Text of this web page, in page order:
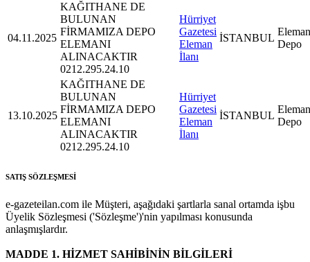
04.11.2025
KAĞITHANE DE
BULUNAN
FİRMAMIZA DEPO
ELEMANI
ALINACAKTIR
0212.295.24.10
Hürriyet
Gazetesi
Eleman
İlanı
İSTANBUL
Depo
13.10.2025
KAĞITHANE DE
BULUNAN
FİRMAMIZA DEPO
ELEMANI
ALINACAKTIR
0212.295.24.10
Hürriyet
Gazetesi
Eleman
İlanı
İSTANBUL
Depo
SATIŞ SÖZLEŞMESİ
e-gazeteilan.com ile Müşteri, aşağıdaki şartlarla sanal ortamda işbu
Üyelik Sözleşmesi ('Sözleşme')'nin yapılması konusunda
anlaşmışlardır.
MADDE 1. HİZMET SAHİBİNİN BİLGİLERİ